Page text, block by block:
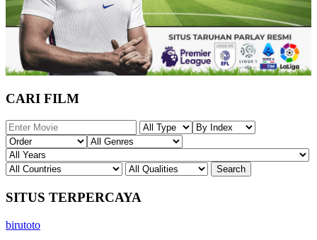
CARI FILM
SITUS TERPERCAYA
birutoto